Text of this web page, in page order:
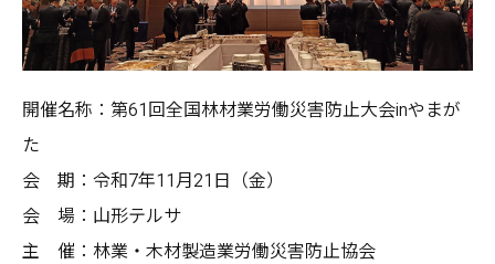
開催名称：第61回全国林材業労働災害防止大会inやまが
た
会 期：令和7年11月21日（金）
会 場：山形テルサ
主 催：林業・木材製造業労働災害防止協会